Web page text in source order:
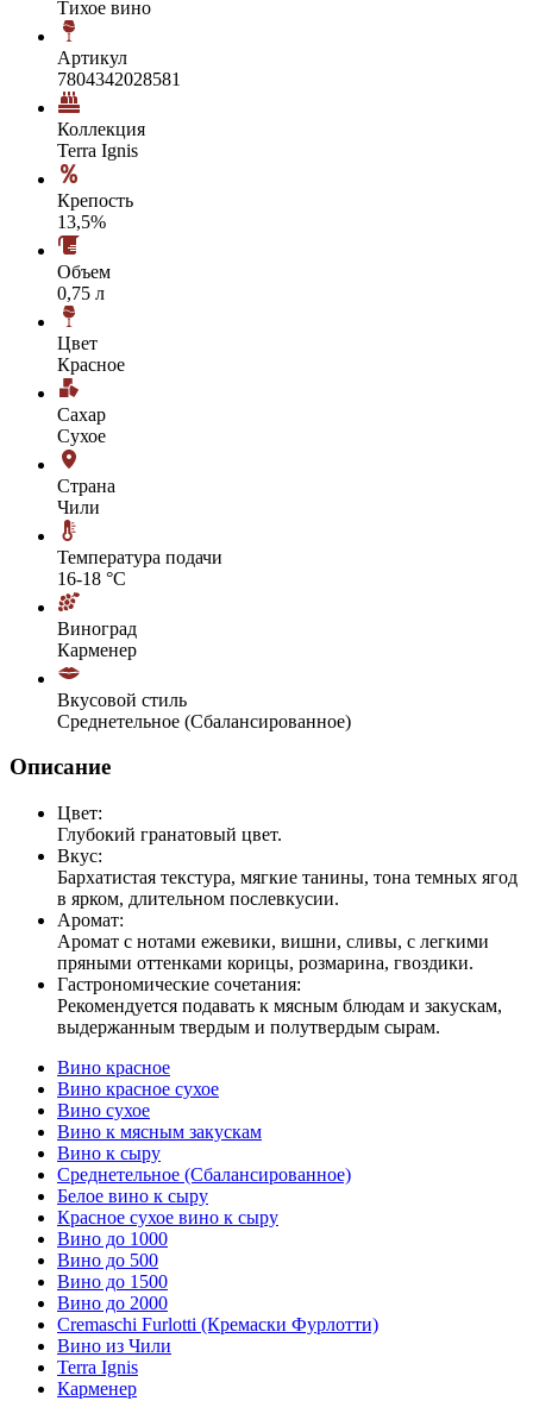
Тихое вино
Артикул
7804342028581
Коллекция
Terra Ignis
Крепость
13,5%
Объем
0,75 л
Цвет
Красное
Сахар
Сухое
Страна
Чили
Температура подачи
16-18 °С
Виноград
Карменер
Вкусовой стиль
Среднетельное (Сбалансированное)
Описание
Цвет:
Глубокий гранатовый цвет.
Вкус:
Бархатистая текстура, мягкие танины, тона темных ягод
в ярком, длительном послевкусии.
Аромат:
Аромат с нотами ежевики, вишни, сливы, с легкими
пряными оттенками корицы, розмарина, гвоздики.
Гастрономические сочетания:
Рекомендуется подавать к мясным блюдам и закускам,
выдержанным твердым и полутвердым сырам.
Вино красное
Вино красное сухое
Вино сухое
Вино к мясным закускам
Вино к сыру
Среднетельное (Сбалансированное)
Белое вино к сыру
Красное сухое вино к сыру
Вино до 1000
Вино до 500
Вино до 1500
Вино до 2000
Cremaschi Furlotti (Кремаски Фурлотти)
Вино из Чили
Terra Ignis
Карменер